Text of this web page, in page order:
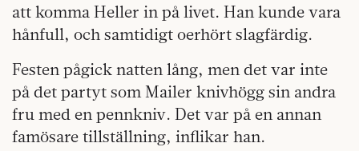
att komma Heller in på livet. Han kunde vara
hånfull, och samtidigt oerhört slagfärdig.
Festen pågick natten lång, men det var inte
på det partyt som Mailer knivhögg sin andra
fru med en pennkniv. Det var på en annan
famösare tillställning, inflikar han.